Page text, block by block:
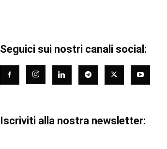
Seguici sui nostri canali social:
Iscriviti alla nostra newsletter: